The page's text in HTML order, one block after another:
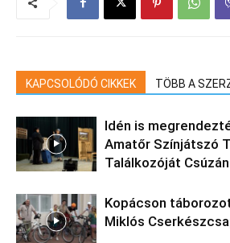
KAPCSOLÓDÓ CIKKEK TÖBB A
Idén is
Amatőr Színjátszó
Találkozóját Csúzán
Kopácson
Miklós